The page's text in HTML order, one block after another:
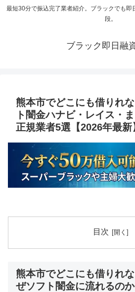
最短30分で振込完了業者紹介。ブラックでも即
段。
ブラック即日融
熊本市でどこにも借りれ
ト闇金ハナビ・レイス・
正規業者5選【2026年最新
目次
熊本市でどこにも借りれ
ぜソフト闇金に流れるのか